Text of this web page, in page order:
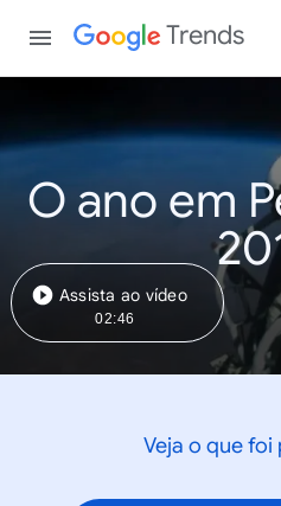
Trends
O ano em
Assista ao vídeo
02:46
Veja o que